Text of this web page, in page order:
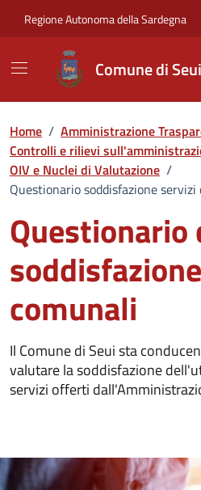
Regione Autonoma della Sardegna
Comune di Seui
Home / Amministrazione
Controlli e rilievi
OIV e Nuclei di Valutazione /
Questionario soddisfazione servizi
Questionario
comunali
Il Comune di Seui sta
valutare la soddisfazione
servizi offerti